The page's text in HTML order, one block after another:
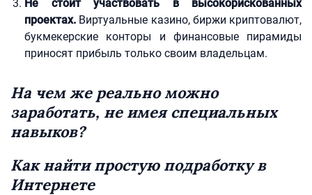
Не стоит участвовать в высокорискованных
проектах. Виртуальные казино, биржи криптовалют,
букмекерские конторы и финансовые пирамиды
приносят прибыль только своим владельцам.
На чем же реально можно
заработать, не имея специальных
навыков?
Как найти простую подработку в
Интернете